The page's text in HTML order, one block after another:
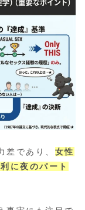
差であり、 女性
に夜のパート